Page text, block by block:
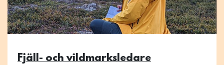
Fjäll- och vildmarksledare